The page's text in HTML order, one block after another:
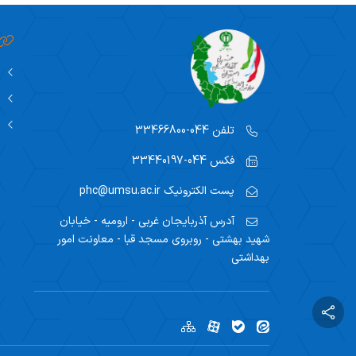
تلفن 044-33466800
فکس 044-33440197
پست الکترونیک phc@umsu.ac.ir
آدرس آذربایجان غربی - ارومیه - خیابان
شهید بهشتی - روبروی مسجد قبا - معاونت امور
بهداشتی